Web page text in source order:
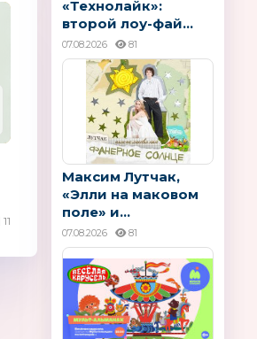
11
«Технолайк»:
второй лоу-фай...
07.08.2026 81
Максим Лутчак,
«Элли на маковом
поле» и...
07.08.2026 81